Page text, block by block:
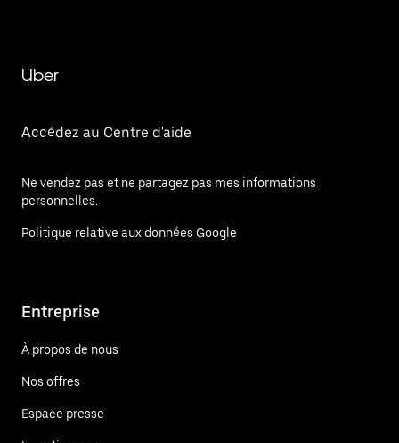
Uber
Accédez au Centre d'aide
Ne vendez pas et ne partagez pas mes informations
personnelles.
Politique relative aux données Google
Entreprise
À propos de nous
Nos offres
Espace presse